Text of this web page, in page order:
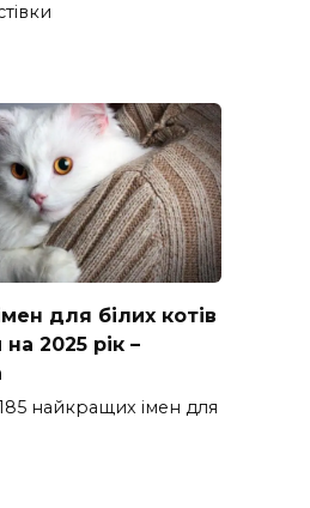
для білих котів
2025 рік –
найкращих імен для